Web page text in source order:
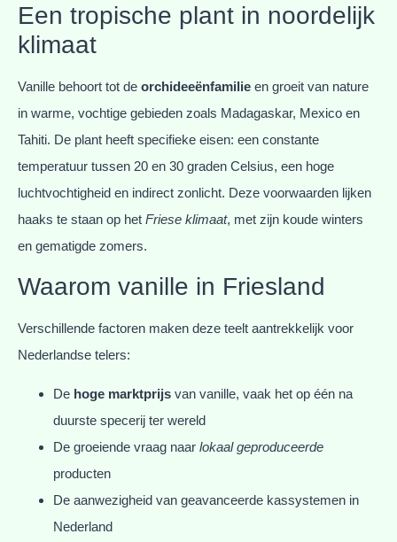
Een tropische plant in noordelijk
klimaat
Vanille behoort tot de orchideeënfamilie en groeit van nature
in warme, vochtige gebieden zoals Madagaskar, Mexico en
Tahiti. De plant heeft specifieke eisen: een constante
temperatuur tussen 20 en 30 graden Celsius, een hoge
luchtvochtigheid en indirect zonlicht. Deze voorwaarden lijken
haaks te staan op het Friese klimaat, met zijn koude winters
en gematigde zomers.
Waarom vanille in Friesland
Verschillende factoren maken deze teelt aantrekkelijk voor
Nederlandse telers:
De hoge marktprijs van vanille, vaak het op één na
duurste specerij ter wereld
De groeiende vraag naar lokaal geproduceerde
producten
De aanwezigheid van geavanceerde kassystemen in
Nederland